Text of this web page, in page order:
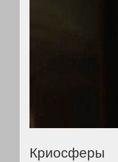
Криосферы